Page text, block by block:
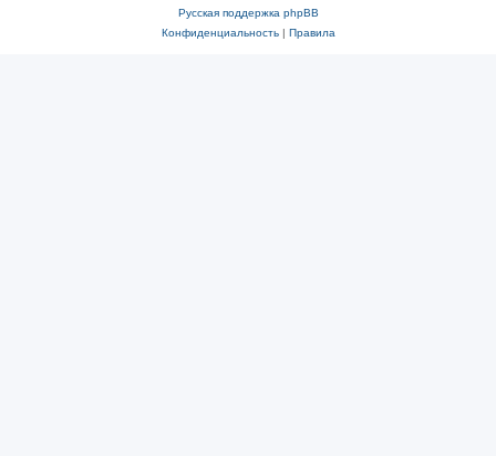
Русская поддержка phpBB
Конфиденциальность| Правила